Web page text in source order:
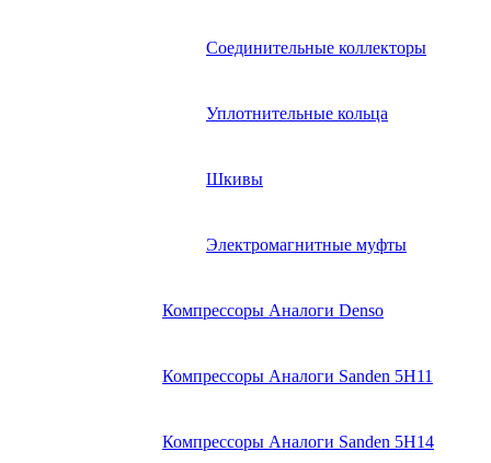
Соединительные коллекторы
Уплотнительные кольца
Шкивы
Электромагнитные муфты
Компрессоры Аналоги Denso
Компрессоры Аналоги Sanden 5H11
Компрессоры Аналоги Sanden 5H14